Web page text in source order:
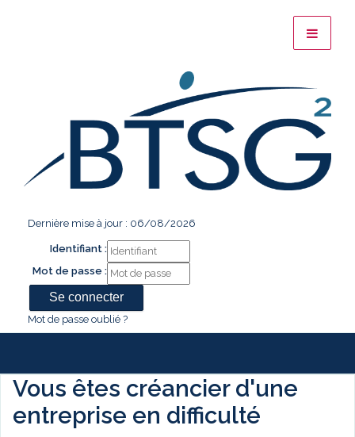
Dernière mise à jour : 06/08/2026
Identifiant :
Mot de passe :
Mot de passe oublié ?
Vous êtes créancier d'une
entreprise en difficulté